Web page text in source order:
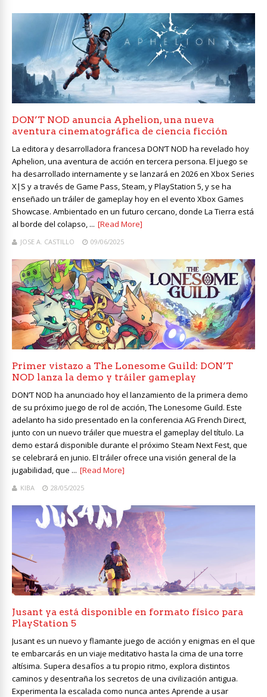
DON’T NOD anuncia Aphelion, una nueva
aventura cinematográfica de ciencia ficción
La editora y desarrolladora francesa DON’T NOD ha revelado hoy
Aphelion, una aventura de acción en tercera persona. El juego se
ha desarrollado internamente y se lanzará en 2026 en Xbox Series
X|S y a través de Game Pass, Steam, y PlayStation 5, y se ha
enseñado un tráiler de gameplay hoy en el evento Xbox Games
Showcase. Ambientado en un futuro cercano, donde La Tierra está
al borde del colapso, ... [Read More]
JOSE A. CASTILLO 09/06/2025
Primer vistazo a The Lonesome Guild: DON’T
NOD lanza la demo y tráiler gameplay
DON’T NOD ha anunciado hoy el lanzamiento de la primera demo
de su próximo juego de rol de acción, The Lonesome Guild. Este
adelanto ha sido presentado en la conferencia AG French Direct,
junto con un nuevo tráiler que muestra el gameplay del título. La
demo estará disponible durante el próximo Steam Next Fest, que
se celebrará en junio. El tráiler ofrece una visión general de la
jugabilidad, que ... [Read More]
KIBA 28/05/2025
Jusant ya está disponible en formato físico para
PlayStation 5
Jusant es un nuevo y flamante juego de acción y enigmas en el que
te embarcarás en un viaje meditativo hasta la cima de una torre
altísima. Supera desafíos a tu propio ritmo, explora distintos
caminos y desentraña los secretos de una civilización antigua.
Experimenta la escalada como nunca antes Aprende a usar